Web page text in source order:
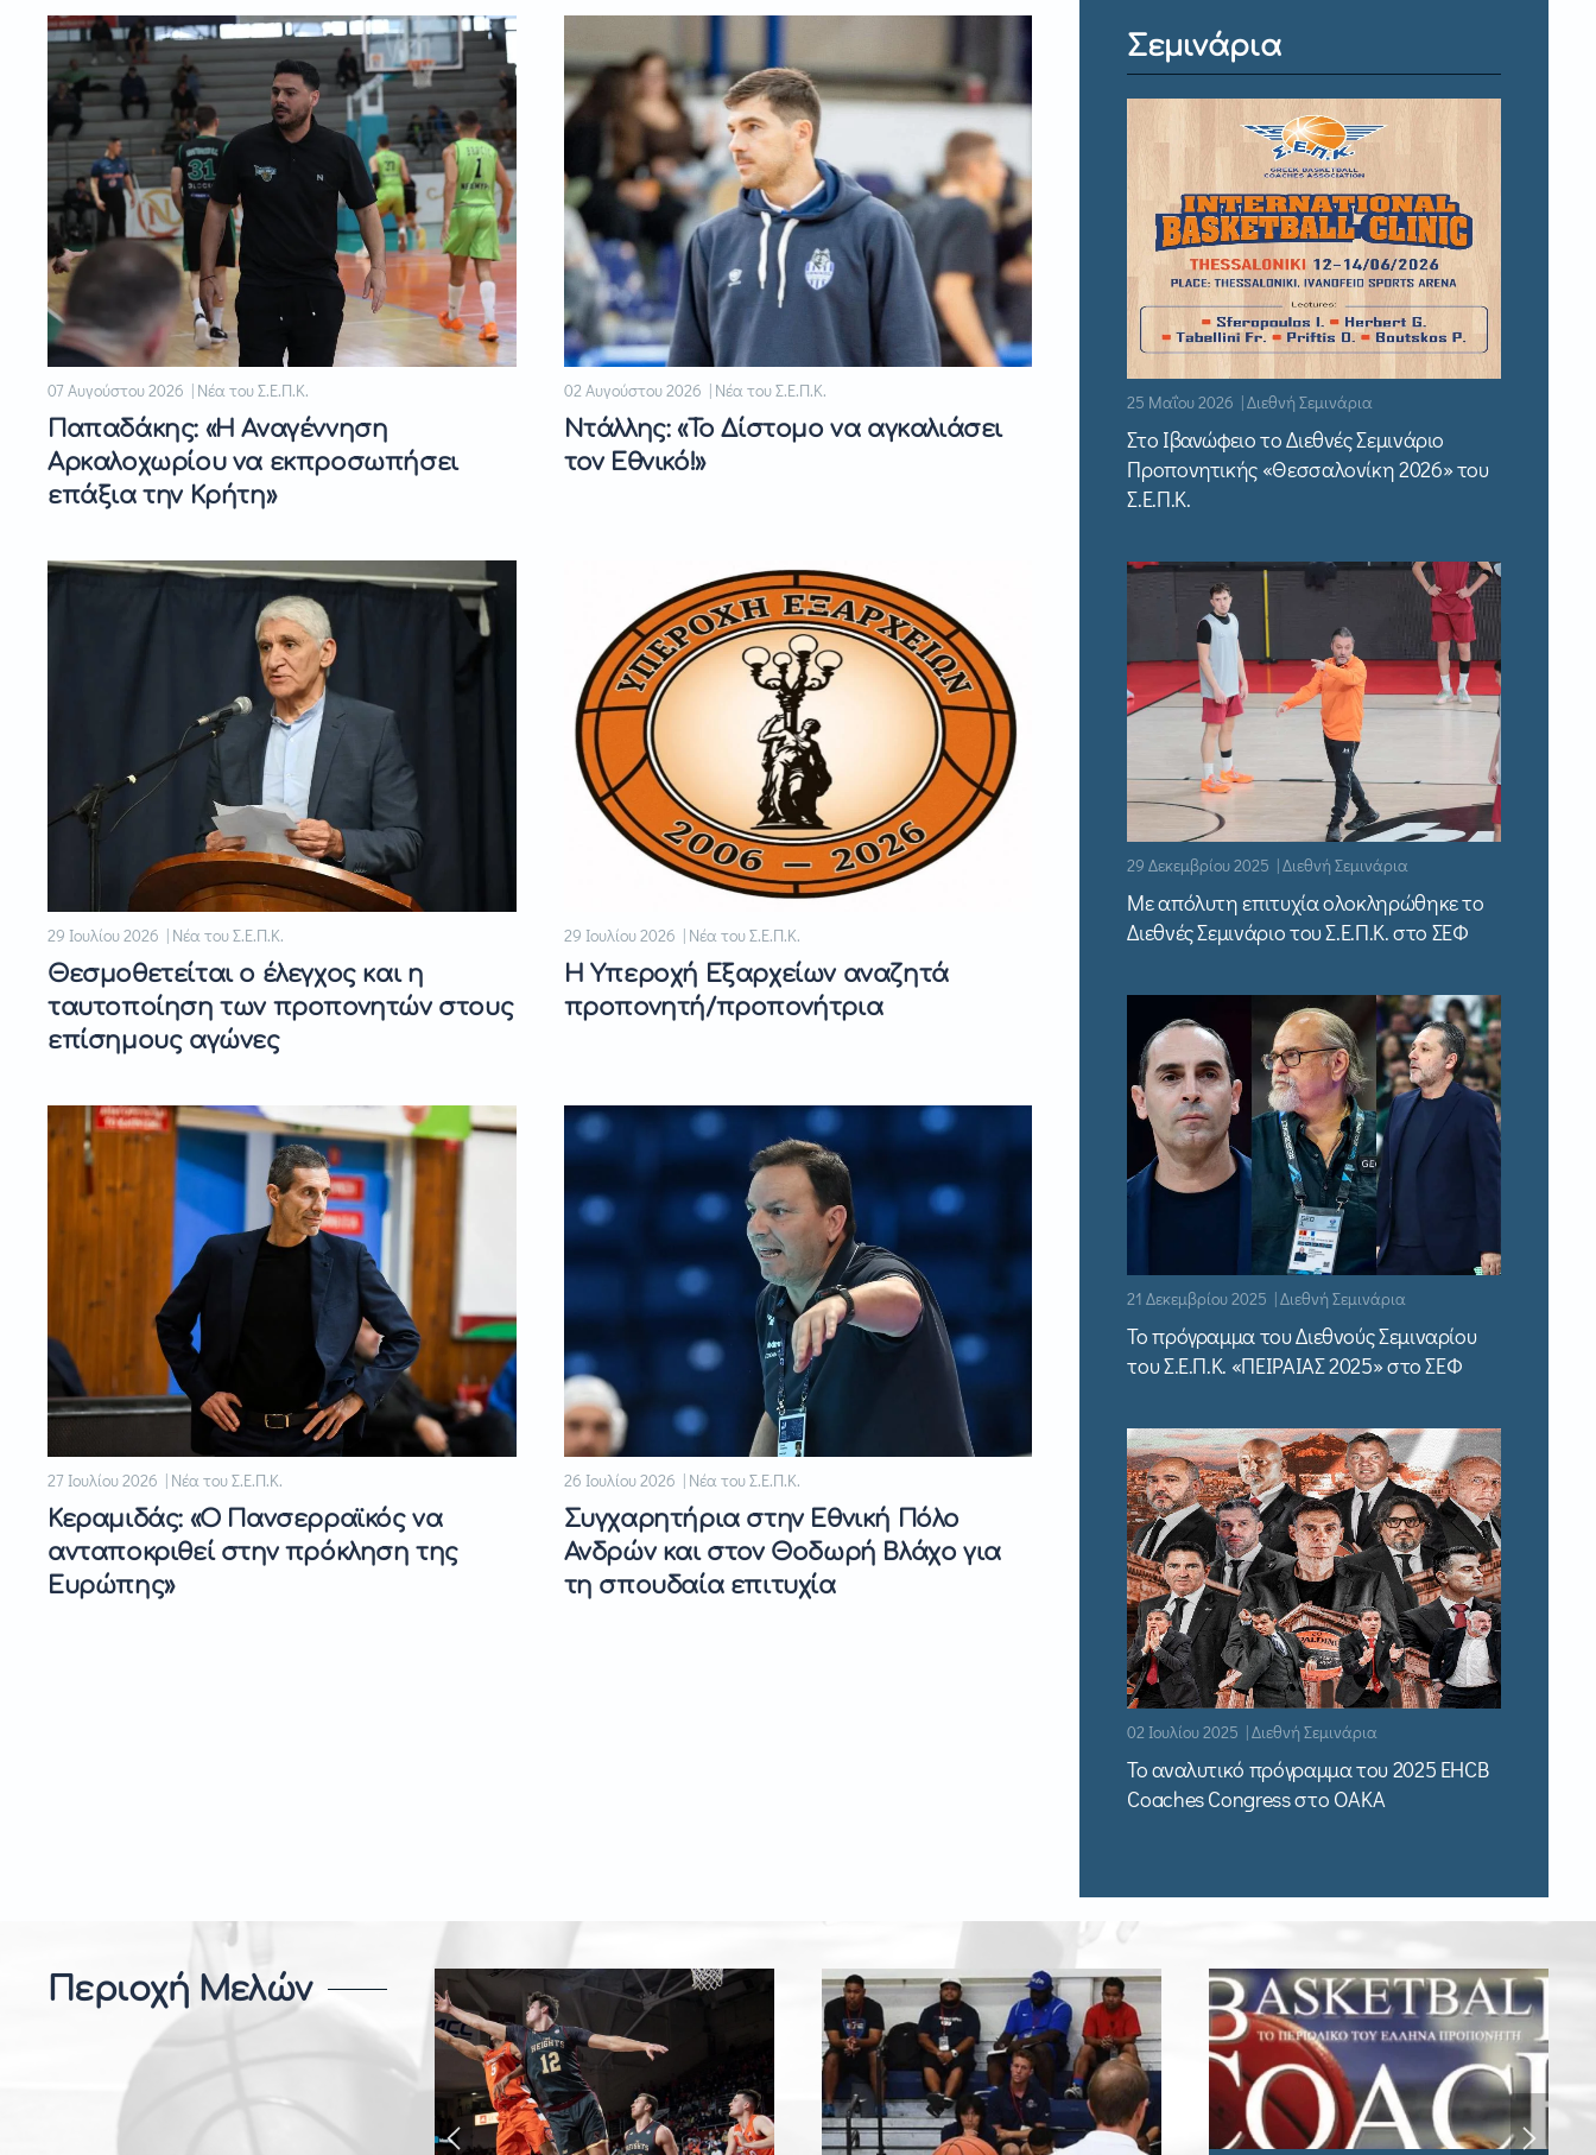
07 Αυγούστου 2026 | Νέα του Σ.Ε.Π.Κ.
Παπαδάκης: «Η Αναγέννηση
Αρκαλοχωρίου να εκπροσωπήσει
επάξια την Κρήτη»
02 Αυγούστου 2026 | Νέα του Σ.Ε.Π.Κ.
Ντάλλης: «Το Δίστομο να αγκαλιάσει
τον Εθνικό!»
29 Ιουλίου 2026 | Νέα του Σ.Ε.Π.Κ.
Θεσμοθετείται ο έλεγχος και η
ταυτοποίηση των προπονητών στους
επίσημους αγώνες
29 Ιουλίου 2026 | Νέα του Σ.Ε.Π.Κ.
Η Υπεροχή Εξαρχείων αναζητά
προπονητή/προπονήτρια
27 Ιουλίου 2026 | Νέα του Σ.Ε.Π.Κ.
Κεραμιδάς: «Ο Πανσερραϊκός να
ανταποκριθεί στην πρόκληση της
Ευρώπης»
26 Ιουλίου 2026 | Νέα του Σ.Ε.Π.Κ.
Συγχαρητήρια στην Εθνική Πόλο
Ανδρών και στον Θοδωρή Βλάχο για
τη σπουδαία επιτυχία
Σεμινάρια
25 Μαΐου 2026 | Διεθνή Σεμινάρια
Στο Ιβανώφειο το Διεθνές Σεμινάριο
Προπονητικής «Θεσσαλονίκη 2026» του
Σ.Ε.Π.Κ.
29 Δεκεμβρίου 2025 | Διεθνή Σεμινάρια
Με απόλυτη επιτυχία ολοκληρώθηκε το
Διεθνές Σεμινάριο του Σ.Ε.Π.Κ. στο ΣΕΦ
21 Δεκεμβρίου 2025 | Διεθνή Σεμινάρια
Το πρόγραμμα του Διεθνούς Σεμιναρίου
του Σ.Ε.Π.Κ. «ΠΕΙΡΑΙΑΣ 2025» στο ΣΕΦ
02 Ιουλίου 2025 | Διεθνή Σεμινάρια
Το αναλυτικό πρόγραμμα του 2025 EHCB
Coaches Congress στο ΟΑΚΑ
Περιοχή Μελών